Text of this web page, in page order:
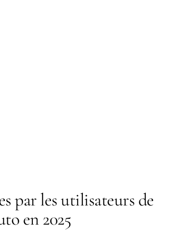
par les utilisateurs de
en 2025